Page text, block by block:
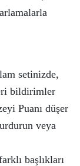
setinizde,
bildirimler
Puanı düşer
veya
başlıkları